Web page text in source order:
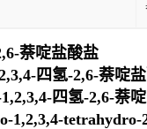
萘啶盐酸盐
四氢-2,6-萘啶
四氢-2,6-萘
1,2,3,4-